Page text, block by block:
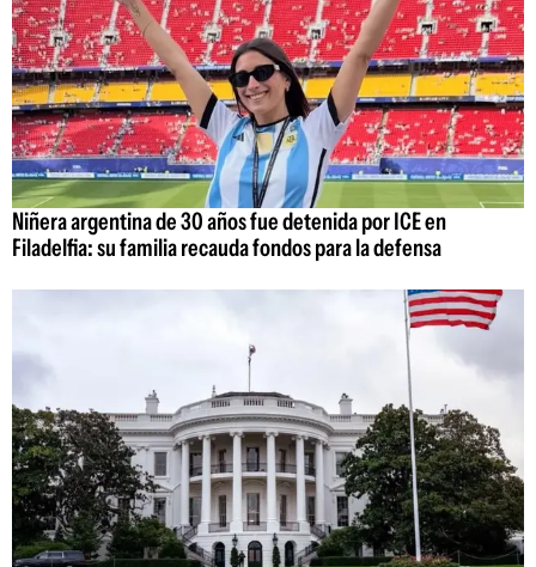
Niñera argentina de 30 años fue detenida por ICE en
Filadelfia: su familia recauda fondos para la defensa